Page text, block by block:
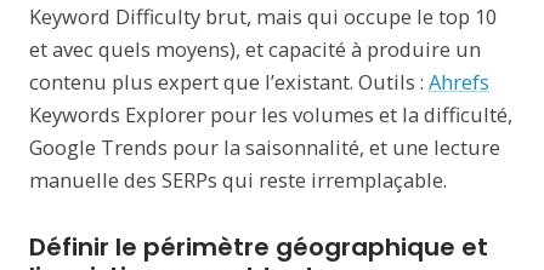
Keyword Difficulty brut, mais qui occupe le top 10
et avec quels moyens), et capacité à produire un
contenu plus expert que l’existant. Outils : Ahrefs
Keywords Explorer pour les volumes et la difficulté,
Google Trends pour la saisonnalité, et une lecture
manuelle des SERPs qui reste irremplaçable.
Définir le périmètre géographique et